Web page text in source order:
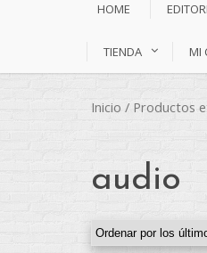
HOME
TIENDA MI
Inicio / Productos
audio